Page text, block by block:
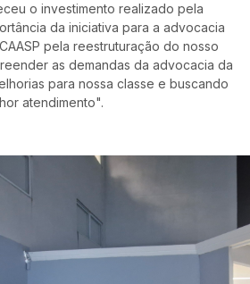
o investimento realizado pela
da iniciativa para a advocacia
pela reestruturação do nosso
as demandas da advocacia da
para nossa classe e buscando
atendimento".